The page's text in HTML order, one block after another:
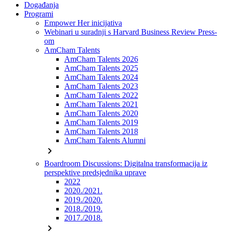
Događanja
Programi
Empower Her inicijativa
Webinari u suradnji s Harvard Business Review Press-
om
AmCham Talents
AmCham Talents 2026
AmCham Talents 2025
AmCham Talents 2024
AmCham Talents 2023
AmCham Talents 2022
AmCham Talents 2021
AmCham Talents 2020
AmCham Talents 2019
AmCham Talents 2018
AmCham Talents Alumni
chevron_right
Boardroom Discussions: Digitalna transformacija iz
perspektive predsjednika uprave
2022
2020./2021.
2019./2020.
2018./2019.
2017./2018.
chevron_right